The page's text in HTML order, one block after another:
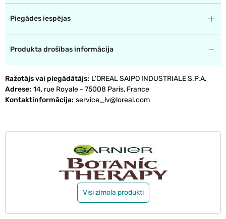
Piegādes iespējas
Produkta drošības informācija
Ražotājs vai piegādātājs L'OREAL SAIPO INDUSTRIALE S.P.A.
Adrese 14, rue Royale - 75008 Paris, France
Kontaktinformācija service_lv@loreal.com
Visi zīmola produkti